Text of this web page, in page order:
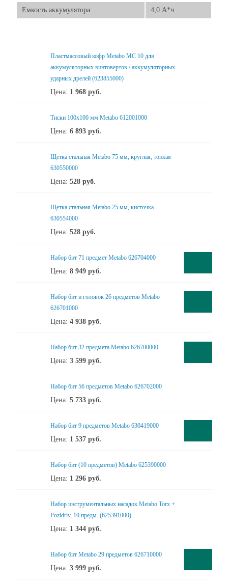
Емкость аккумулятора 4,0 А*ч
Пластмассовый кофр Metabo MC 10 для
аккумуляторных винтовертов / аккумуляторных
ударных дрелей (623855000)
Цена: 1 968 руб.
Тиски 100х100 мм Metabo 612001000
Цена: 6 893 руб.
Щетка стальная Metabo 75 мм, круглая, тонкая
630550000
Цена: 528 руб.
Щетка стальная Metabo 25 мм, кисточка
630554000
Цена: 528 руб.
Набор бит 71 предмет Metabo 626704000
Цена: 8 949 руб.
Набор бит и головок 26 предметов Metabo
626701000
Цена: 4 938 руб.
Набор бит 32 предмета Metabo 626700000
Цена: 3 599 руб.
Набор бит 56 предметов Metabo 626702000
Цена: 5 733 руб.
Набор бит 9 предметов Metabo 630419000
Цена: 1 537 руб.
Набор бит (10 предметов) Metabo 625390000
Цена: 1 296 руб.
Набор инструментальных насадок Metabo Torx +
Pozidriv, 10 предм. (625391000)
Цена: 1 344 руб.
Набор бит Metabo 29 предметов 626710000
Цена: 3 999 руб.